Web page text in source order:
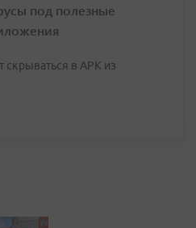
под полезные
в APK из